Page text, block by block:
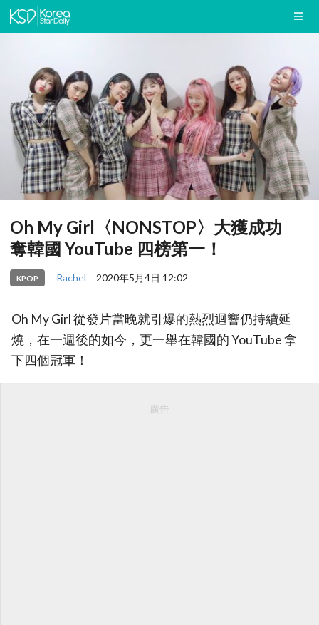
Oh My Girl〈NONSTOP〉大獲成功
奪韓國 YouTube 四榜第一！
KPOP Rachel 2020年5月4日 12:02
Oh My Girl 從發片當晚就引爆的熱烈迴響仍持續延
燒，在一週後的如今，更一舉在韓國的 YouTube 拿
下四個冠軍！
廣告